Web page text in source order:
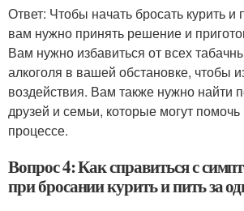
Ответ: Чтобы начать бросать курить и
вам нужно принять решение и
Вам нужно избавиться от всех
алкоголя в вашей обстановке, чтобы
воздействия. Вам также нужно найти
друзей и семьи, которые могут
процессе.
Вопрос 4: Как справиться с
при бросании курить и пить за